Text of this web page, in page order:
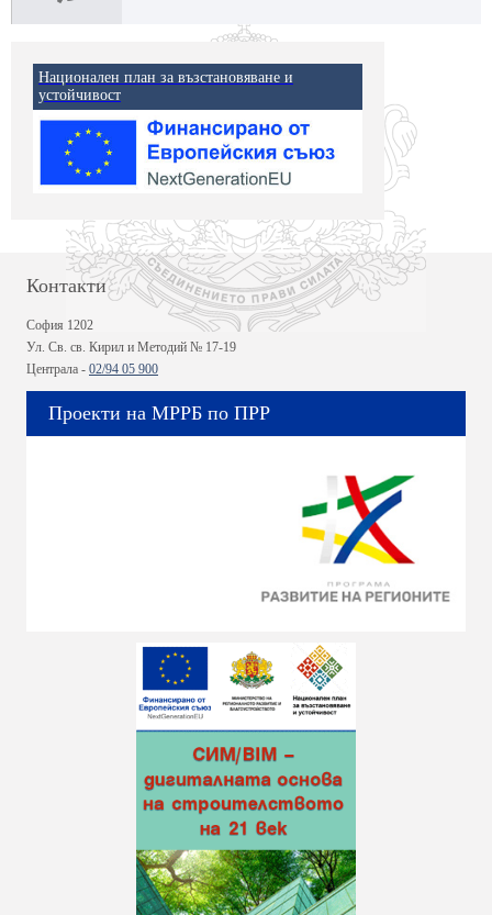
Национален план за възстановяване и
устойчивост
Контакти
София 1202
Ул. Св. св. Кирил и Методий № 17-19
Централа - 02/94 05 900
Проекти на МРРБ по ПРР